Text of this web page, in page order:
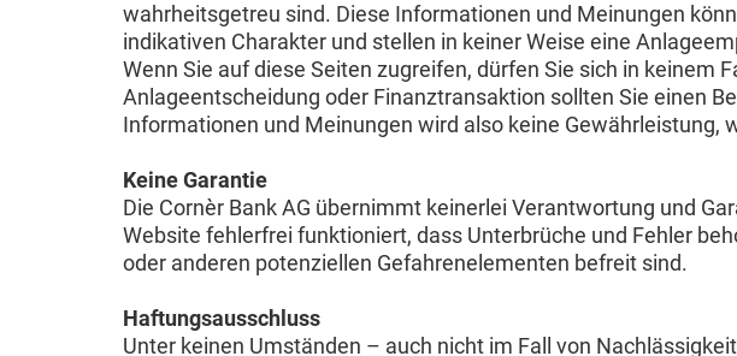
wahrheitsgetreu sind. Diese Informationen und Meinungen
indikativen Charakter und stellen in keiner Weise eine
Wenn Sie auf diese Seiten zugreifen, dürfen Sie sich in keinem
Anlageentscheidung oder Finanztransaktion sollten Sie einen
Informationen und Meinungen wird also keine Gewährleistung,
Keine Garantie
Die Cornèr Bank AG übernimmt keinerlei Verantwortung und
Website fehlerfrei funktioniert, dass Unterbrüche und Fehler
oder anderen potenziellen Gefahrenelementen befreit sind.
Haftungsausschluss
Unter keinen Umständen – auch nicht im Fall von